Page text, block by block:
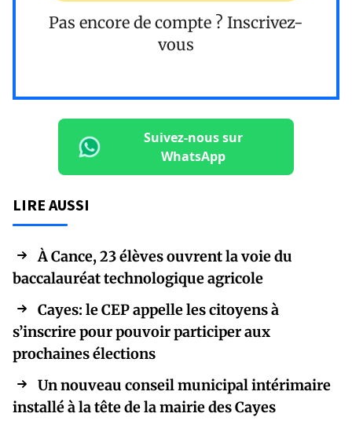
Pas encore de compte ? Inscrivez-
vous
Suivez-nous sur
WhatsApp
LIRE AUSSI
À Cance, 23 élèves ouvrent la voie du
baccalauréat technologique agricole
Cayes: le CEP appelle les citoyens à
s’inscrire pour pouvoir participer aux
prochaines élections
Un nouveau conseil municipal intérimaire
installé à la tête de la mairie des Cayes